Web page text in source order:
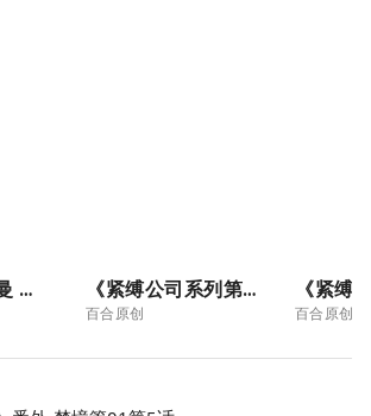
贩卖少妇康晓曼 《8》 《紧缚公司系列第三章：全家绑架套餐04》，武术家果然厉害，不过紧缚公司也不是吃素的！
百合原创 百合原创